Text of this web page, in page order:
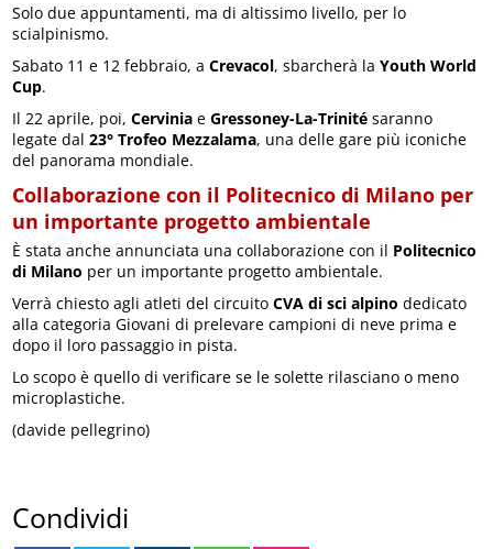
Solo due appuntamenti, ma di altissimo livello, per lo
scialpinismo.
Sabato 11 e 12 febbraio, aCrevacol, sbarcherà laYouth World
Cup.
Il 22 aprile, poi,Cervinia eGressoney-La-Trinité saranno
legate dal23° Trofeo Mezzalama, una delle gare più iconiche
del panorama mondiale.
Collaborazione con il Politecnico di Milano per
un importante progetto ambientale
È stata anche annunciata una collaborazione con il Politecnico
di Milano per un importante progetto ambientale.
Verrà chiesto agli atleti del circuitoCVA di sci alpino dedicato
alla categoria Giovani di prelevare campioni di neve prima e
dopo il loro passaggio in pista.
Lo scopo è quello di verificare se le solette rilasciano o meno
microplastiche.
(davide pellegrino)
Condividi